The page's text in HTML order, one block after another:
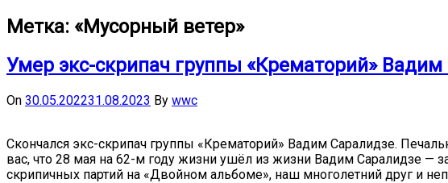
Метка: «Мусорный ветер»
Умер экс-скрипач группы «Крематорий»
On 30.05.202231.08.2023 By wwc
Скончался экс-скрипач группы «Крематорий» Вадим Саралидзе.
вас, что 28 мая на 62-м году жизни ушёл из жизни Вадим Саралидзе —
скрипичных партий на «Двойном альбоме», наш многолетний друг и